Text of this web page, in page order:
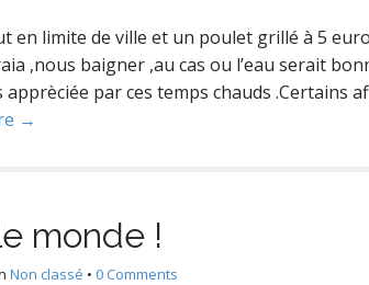
en limite de ville et un poulet grillé à 5
,nous baigner ,au cas ou l’eau serait
apprèciée par ces temps chauds .Certains
→
monde !
Non classé • 0 Comments